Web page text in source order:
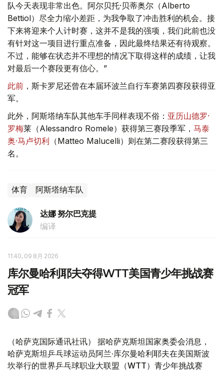
队今天表现非常出色。阿尔贝托·贝蒂奥尔（Alberto
Bettiol）尽全力缩小差距，为我争取了冲击胜利的机会。接
下来将迎来个人计时赛，这并不是我的强项，我们此前也没
有针对这一项目进行重点准备，因此最终结果还有待观察。
不过，能够在状态并不理想的情况下取得这样的成绩，让我
对最后一个赛段更有信心。”
此前 ，斯卡罗尼还曾在本届环波兰自行车赛第四赛段获得亚
军。
此外，阿斯塔纳车队其他车手同样表现不俗： 亚历山德罗·
罗梅莱（Alessandro Romele）获得第三赛段季军， 马泰
奥·马卢切利 （Matteo Malucelli）则在第二赛段获得第三
名。
体育 阿斯塔纳车队
达娜 努尔巴克提
编译
11:40, 09 8月 2026
库尔曼哈利耶夫夺得WTT美国青少年挑战赛
冠军
（哈萨克国际通讯社讯） 据哈萨克斯坦国家奥委会消息，
哈萨克斯坦乒乓球运动员阿兰·库尔曼哈利耶夫在美国斯波
坎举行的世界乒乓球职业大联盟（WTT）青少年挑战赛